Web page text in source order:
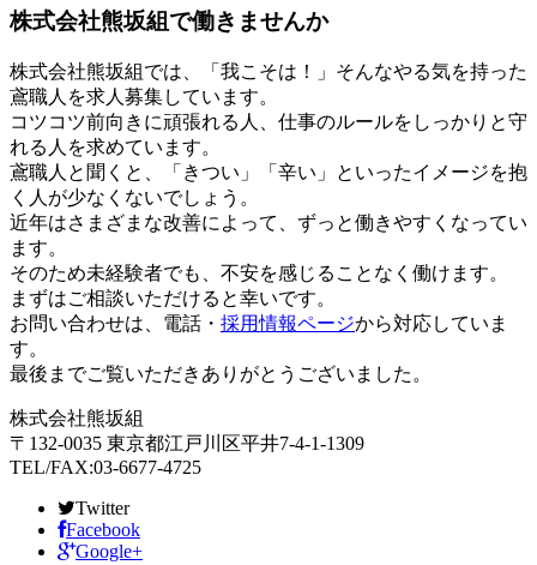
株式会社熊坂組で働きませんか
株式会社熊坂組では、「我こそは！」そんなやる気を持った
鳶職人を求人募集しています。
コツコツ前向きに頑張れる人、仕事のルールをしっかりと守
れる人を求めています。
鳶職人と聞くと、「きつい」「辛い」といったイメージを抱
く人が少なくないでしょう。
近年はさまざまな改善によって、ずっと働きやすくなってい
ます。
そのため未経験者でも、不安を感じることなく働けます。
まずはご相談いただけると幸いです。
お問い合わせは、電話・ 採用情報ページから対応していま
す。
最後までご覧いただきありがとうございました。
株式会社熊坂組
〒132-0035 東京都江戸川区平井7-4-1-1309
TEL/FAX:03-6677-4725
Twitter
Facebook
Google+